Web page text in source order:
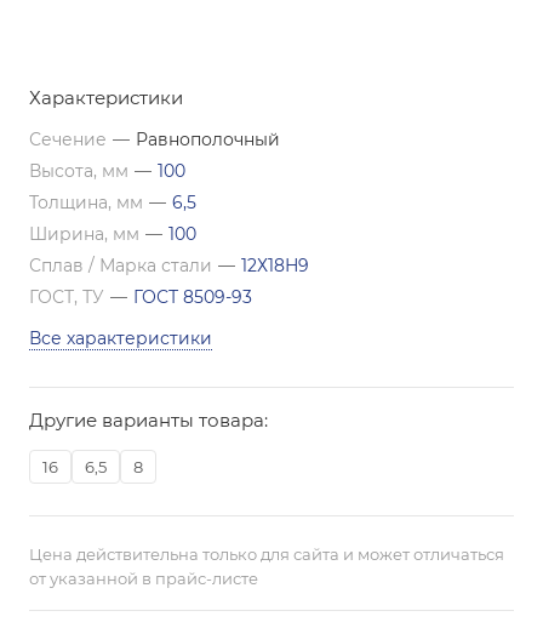
Характеристики
Сечение — Равнополочный
Высота, мм — 100
Толщина, мм — 6,5
Ширина, мм — 100
Сплав / Марка стали — 12Х18Н9
ГОСТ, ТУ — ГОСТ 8509-93
Все характеристики
Другие варианты товара:
16 6,5 8
Цена действительна только для сайта и может отличаться
от указанной в прайс-листе